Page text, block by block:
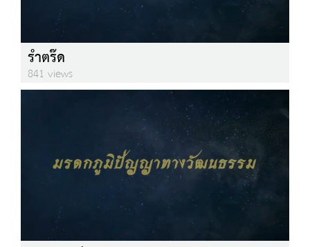
รำตร๊ด
841 views